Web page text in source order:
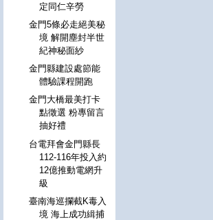
定同仁辛勞
金門5條必走絕美秘
境 解開塵封半世
紀神秘面紗
金門縣建設處節能
體驗課程開跑
金門大橋最美打卡
點徵選 粉專留言
抽好禮
台電拜會金門縣長
112-116年投入約
12億推動電網升
級
臺南海巡攔截K毒入
境 海上成功緝捕